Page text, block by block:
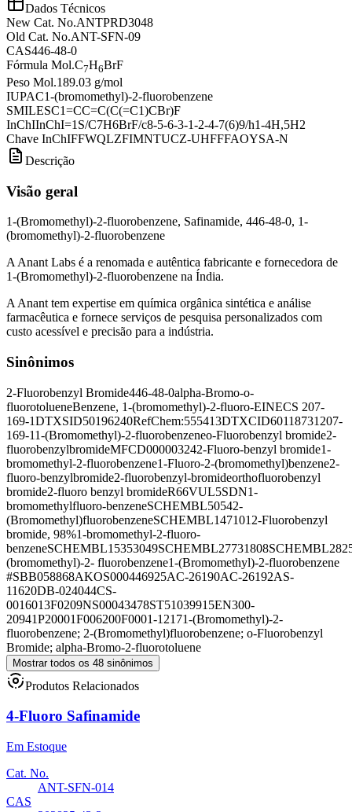
Dados Técnicos
New Cat. No.ANTPRD3048
Old Cat. No.ANT-SFN-09
CAS446-48-0
Fórmula Mol.C7H6BrF
Peso Mol.189.03 g/mol
IUPAC1-(bromomethyl)-2-fluorobenzene
SMILESC1=CC=C(C(=C1)CBr)F
InChIInChI=1S/C7H6BrF/c8-5-6-3-1-2-4-7(6)9/h1-4H,5H2
Chave InChIFFWQLZFIMNTUCZ-UHFFFAOYSA-N
Descrição
Visão geral
1-(Bromomethyl)-2-fluorobenzene, Safinamide, 446-48-0, 1-
(bromomethyl)-2-fluorobenzene
A Anant Labs é a renomada e autêntica fabricante e fornecedora de
1-(Bromomethyl)-2-fluorobenzene na Índia.
A Anant tem expertise em química orgânica sintética e análise
farmacêutica e fornece serviços de pesquisa personalizados com
custo acessível e precisão para a indústria.
Sinônimos
2-Fluorobenzyl Bromide446-48-0alpha-Bromo-o-
fluorotolueneBenzene, 1-(bromomethyl)-2-fluoro-EINECS 207-
169-1DTXSID50196240RefChem:555413DTXCID60118731 207-
169-11-(Bromomethyl)-2-fluorobenzeneo-Fluorobenzyl bromide2-
fluorobenzylbromideMFCD000003242-Fluoro-benzyl bromide1-
bromomethyl-2-fluorobenzene1-Fluoro-2-(bromomethyl)benzene2-
fluoro-benzylbromide2-fluorobenzyl-bromideorthofluorobenzyl
bromide2-fluoro benzyl bromideR66VUL5SDN1-
bromomethylfluoro-benzeneSCHEMBL50542-
(Bromomethyl)fluorobenzeneSCHEMBL147101 2-Fluorobenzyl
bromide, 98%1-bromomethyl-2-fluoro-
benzeneSCHEMBL15353049SCHEMBL27731808
(bromomethyl)-2- fluorobenzene1-(Bromomethyl)-2-fluorobenzene
#SBB058868AKOS000446925AC-26190AC-26192AS-
11620DB-024044CS-
0016013F0209NS00043478ST51039915EN300-
20941P20001F006200F0001-12171-(Bromomethyl)-2-
fluorobenzene; 2-(Bromomethyl)fluorobenzene; o-Fluorobenzyl
Bromide; alpha-Bromo-2-fluorotoluene
Mostrar todos os 48 sinônimos
Produtos Relacionados
4-Fluoro Safinamide
Em Estoque
Cat. No.
ANT-SFN-014
CAS